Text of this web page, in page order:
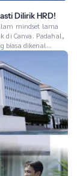
Dilirik HRD!
mindset lama
di Canva. Padahal,
biasa dikenal
perusahaan
Artinya, CV […]